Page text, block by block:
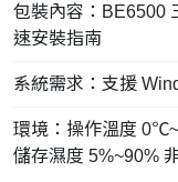
包裝內容：BE6500
速安裝指南
系統需求：支援
環境：操作溫度
儲存濕度 5%~90%